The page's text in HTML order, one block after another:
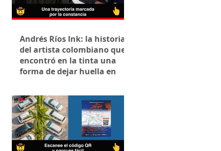
Andrés Ríos Ink: la historia
del artista colombiano que
encontró en la tinta una
forma de dejar huella en